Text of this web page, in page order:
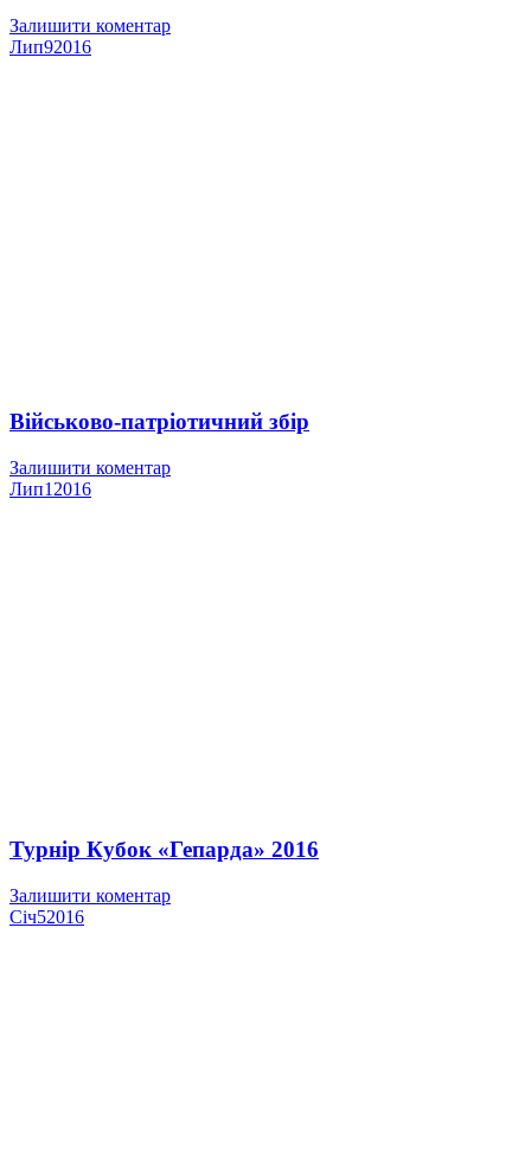
Залишити коментар
Лип92016
Військово-патріотичний збір
Залишити коментар
Лип1 2016
Турнір Кубок «Гепарда» 2016
Залишити коментар
Січ52016